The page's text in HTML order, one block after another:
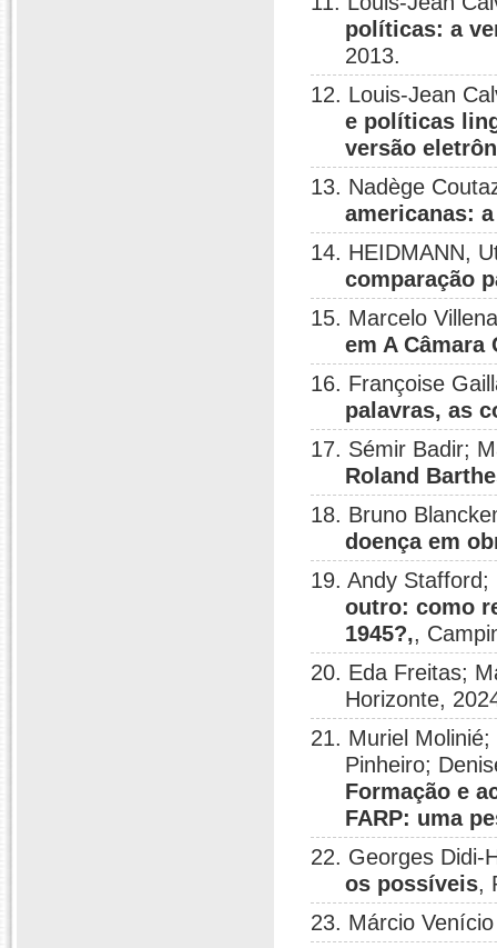
políticas: a
2013.
12. Louis-Jean
e políticas
versão
13. Nadège
americanas:
14. HEIDMANN,
comparação
15. Marcelo
em A Câmara
16. Françoise
palavras, as
17. Sémir Badir;
Roland
18. Bruno
doença em
19. Andy
outro: como
1945?,,
20. Eda Freitas;
Horizonte,
21. Muriel
Pinheiro;
Formação e
FARP: uma
22. Georges Didi-
os possíveis,
23. Márcio